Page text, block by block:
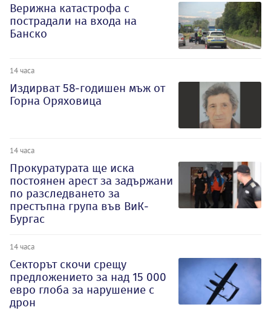
Верижна катастрофа с
пострадали на входа на
Банско
14 часа
Издирват 58-годишен мъж от
Горна Оряховица
14 часа
Прокуратурата ще иска
постоянен арест за задържани
по разследването за
престъпна група във ВиК-
Бургас
14 часа
Секторът скочи срещу
предложението за над 15 000
евро глоба за нарушение с
дрон